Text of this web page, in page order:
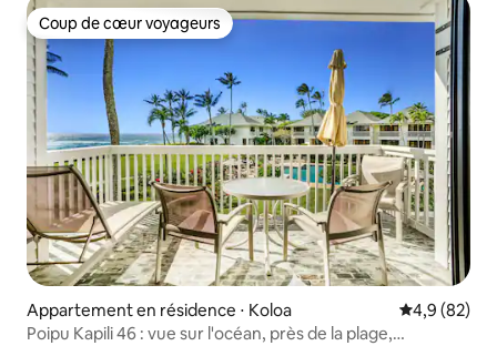
Coup de cœur voyageurs
Coup de cœur voyageurs
Appartement en résidence ⋅ Koloa Évaluation
4,9 (82)
Poipu Kapili 46 : vue sur l'océan, près de la plage,